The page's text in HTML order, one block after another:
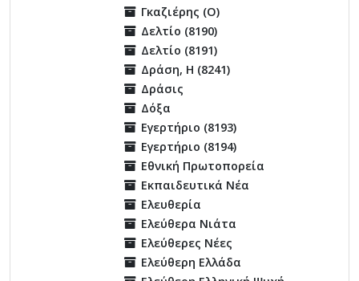
Γκαζιέρης (Ο)
Δελτίο (8190)
Δελτίο (8191)
Δράση, Η (8241)
Δράσις
Δόξα
Εγερτήριο (8193)
Εγερτήριο (8194)
Εθνική Πρωτοπορεία
Εκπαιδευτικά Νέα
Ελευθερία
Ελεύθερα Νιάτα
Ελεύθερες Νέες
Ελεύθερη Ελλάδα